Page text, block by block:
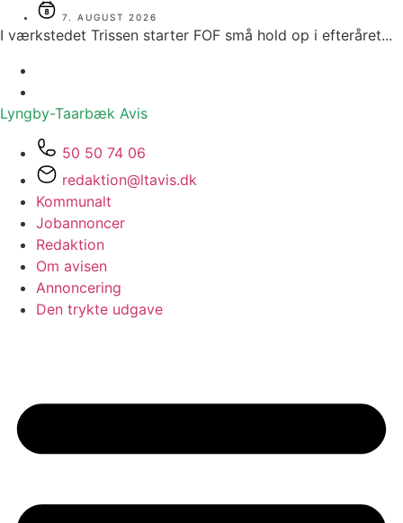
7. AUGUST 2026
I værkstedet Trissen starter FOF små hold op i efteråret...
Lyngby-Taarbæk Avis
50 50 74 06
redaktion@ltavis.dk
Kommunalt
Jobannoncer
Redaktion
Om avisen
Annoncering
Den trykte udgave